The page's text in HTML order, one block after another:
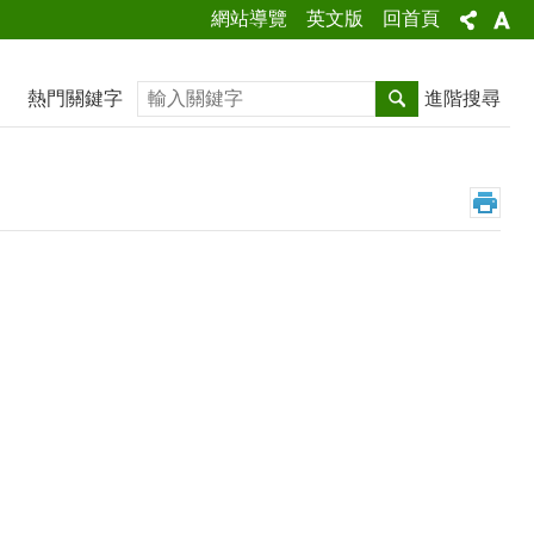
網站導覽 英文版 回首頁
熱門關鍵字 搜尋 進階搜尋